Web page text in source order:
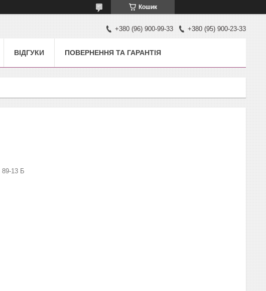
Кошик
+380 (96) 900-99-33 +380 (95) 900-23-33
ВІДГУКИ ПОВЕРНЕННЯ ТА ГАРАНТІЯ
89-13 Б